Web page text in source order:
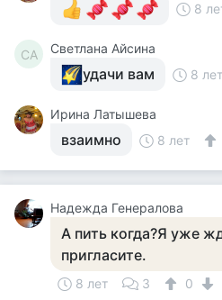
8
СА Светлана Айсина
удачи вам 8 лет
Ирина Латышева
взаимно 8 лет
Надежда Генералова
А пить когда?Я уже
пригласите.
8 лет 3
0